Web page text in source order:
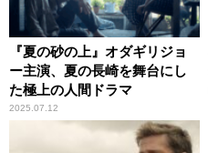
『夏の砂の上』オダギリジョ
ー主演、夏の長崎を舞台にし
た極上の人間ドラマ
2025.07.12